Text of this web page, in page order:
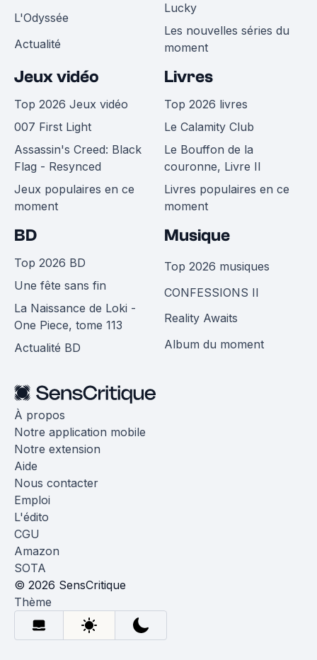
L'Odyssée
Actualité
Lucky
Les nouvelles séries du
moment
Jeux vidéo
Top 2026 Jeux vidéo
007 First Light
Assassin's Creed: Black
Flag - Resynced
Jeux populaires en ce
moment
Livres
Top 2026 livres
Le Calamity Club
Le Bouffon de la
couronne, Livre II
Livres populaires en ce
moment
BD
Top 2026 BD
Une fête sans fin
La Naissance de Loki -
One Piece, tome 113
Actualité BD
Musique
Top 2026 musiques
CONFESSIONS II
Reality Awaits
Album du moment
À propos
Notre application mobile
Notre extension
Aide
Nous contacter
Emploi
L'édito
CGU
Amazon
SOTA
© 2026 SensCritique
Thème